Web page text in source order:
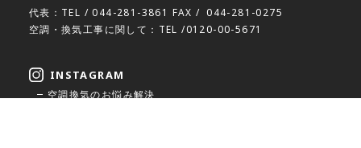
代表：TEL / 044-281-3861 FAX / 044-281-0275
空調・換気工事に関して：TEL /0120-00-5671
INSTAGRAM
空調換気のお悩み解決